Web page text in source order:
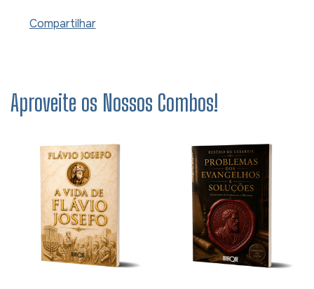
Compartilhar
Aproveite os Nossos Combos!